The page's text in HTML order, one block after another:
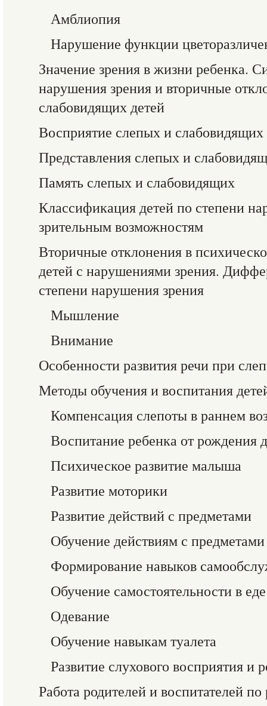
Амблиопия
Нарушение функции
Значение зрения в жизни ребенка.
нарушения зрения и вторичные
слабовидящих детей
Восприятие слепых и слабовидящих
Представления слепых и
Память слепых и слабовидящих
Классификация детей по степени
зрительным возможностям
Вторичные отклонения в
детей с нарушениями зрения.
степени нарушения зрения
Мышление
Внимание
Особенности развития речи при
Методы обучения и воспитания
Компенсация слепоты в раннем
Воспитание ребенка от рождения
Психическое развитие малыша
Развитие моторики
Развитие действий с предметами
Обучение действиям с
Формирование навыков
Обучение самостоятельности в еде
Одевание
Обучение навыкам туалета
Развитие слухового восприятия и
Работа родителей и воспитателей